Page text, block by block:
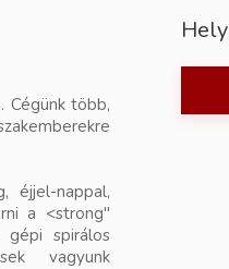
Cégünk több,
éjjel-nappal,
a <strong"
gépi spirálos
vagyunk